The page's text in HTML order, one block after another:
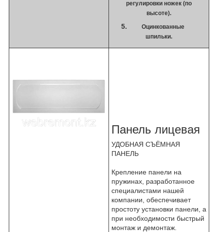
регулировки ножек (по
высоте).
Оцинкованные
шпильки.
Панель лицевая
УДОБНАЯ СЪЁМНАЯ
ПАНЕЛЬ
Крепление панели на
пружинах, разработанное
специалистами нашей
компании, обеспечивает
простоту установки панели, а
при необходимости быстрый
монтаж и демонтаж.